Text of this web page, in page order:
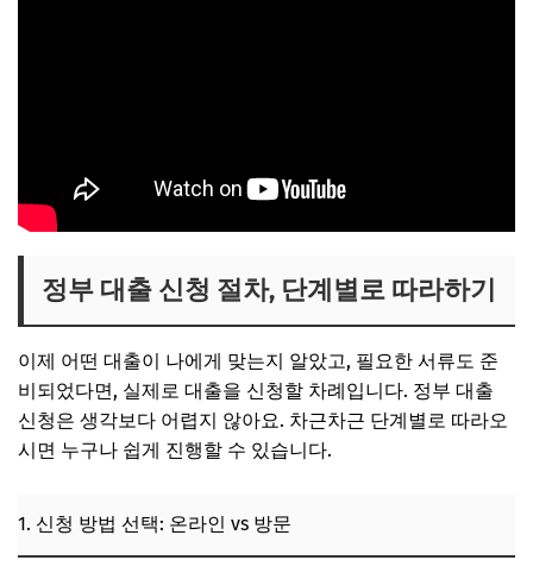
정부 대출 신청 절차, 단계별로 따라하기
이제 어떤 대출이 나에게 맞는지 알았고, 필요한 서류도 준
비되었다면, 실제로 대출을 신청할 차례입니다. 정부 대출
신청은 생각보다 어렵지 않아요. 차근차근 단계별로 따라오
시면 누구나 쉽게 진행할 수 있습니다.
1. 신청 방법 선택: 온라인 vs 방문